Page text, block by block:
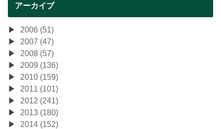
アーカイブ
2006 (51)
2007 (47)
2008 (57)
2009 (136)
2010 (159)
2011 (101)
2012 (241)
2013 (180)
2014 (152)